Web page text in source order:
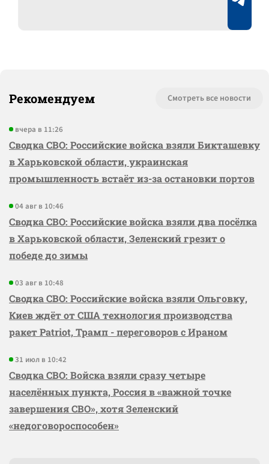
Рекомендуем Смотреть все новости
вчера в 11:26
Сводка СВО: Российские войска взяли Бикташевку
в Харьковской области, украинская
промышленность встаёт из-за остановки портов
04 авг в 10:46
Сводка СВО: Российские войска взяли два посёлка
в Харьковской области, Зеленский грезит о
победе до зимы
03 авг в 10:48
Сводка СВО: Российские войска взяли Ольговку,
Киев ждёт от США технология производства
ракет Patriot, Трамп - переговоров с Ираном
31 июл в 10:42
Сводка СВО: Войска взяли сразу четыре
населённых пункта, Россия в «важной точке
завершения СВО», хотя Зеленский
«недоговороспособен»